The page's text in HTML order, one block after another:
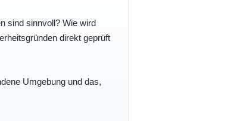
sind sinnvoll? Wie wird
direkt geprüft
Umgebung und das,